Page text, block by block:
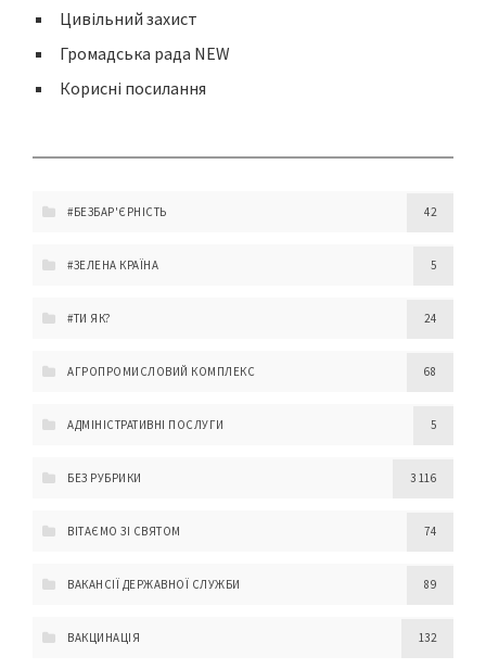
Цивільний захист
Громадська рада NEW
Корисні посилання
#БЕЗБАР'ЄРНІСТЬ 42
#ЗЕЛЕНА КРАЇНА 5
#ТИ ЯК? 24
АГРОПРОМИСЛОВИЙ КОМПЛЕКС 68
АДМІНІСТРАТИВНІ ПОСЛУГИ 5
БЕЗ РУБРИКИ 3 116
ВІТАЄМО ЗІ СВЯТОМ 74
ВАКАНСІЇ ДЕРЖАВНОЇ СЛУЖБИ 89
ВАКЦИНАЦІЯ 132